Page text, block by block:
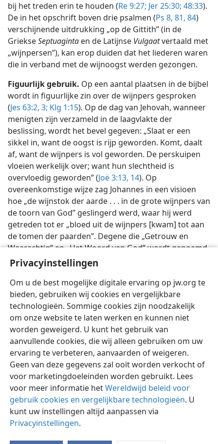
Privacyinstellingen
Om u de best mogelijke digitale ervaring op jw.org te
bieden, gebruiken wij cookies en vergelijkbare
technologieën. Sommige cookies zijn noodzakelijk
om onze website te laten werken en kunnen niet
worden geweigerd. U kunt het gebruik van
aanvullende cookies, die wij alleen gebruiken om uw
ervaring te verbeteren, aanvaarden of weigeren.
Geen van deze gegevens zal ooit worden verkocht of
voor marketingdoeleinden worden gebruikt. Lees
voor meer informatie hetWereldwijd beleid voor
gebruik cookies en vergelijkbare technologieën. U
kunt uw instellingen altijd aanpassen via
Privacyinstellingen.
bij het treden erin te houden (Re 9:27; Jer 25:30; 48:33).
De in het opschrift boven drie psalmen (Ps 8, 81, 84)
verschijnende uitdrukking „op de Gittith” (in de
GriekseSeptuaginta en de Latijnse Vulgaatvertaald met
„wijnpersen”), kan erop duiden dat het liederen waren
die in verband met de wijnoogst werden gezongen.
Figuurlijk gebruik. Op een aantal plaatsen in de bijbel
wordt in figuurlijke zin over de wijnpers gesproken
(Jes 63:2, 3; Klg 1:15). Op de dag van Jehovah, wanneer
menigten zijn verzameld in de laagvlakte der
beslissing, wordt het bevel gegeven: „Slaat er een
sikkel in, want de oogst is rijp geworden. Komt, daalt
af, want de wijnpers is vol geworden. De perskuipen
vloeien werkelijk over; want hun slechtheid is
overvloedig geworden” (Joë 3:13, 14). Op
overeenkomstige wijze zag Johannes in een visioen
hoe „de wijnstok der aarde . . . in de grote wijnpers van
de toorn van God” geslingerd werd, waar hij werd
getreden tot er „bloed uit de wijnpers [kwam] tot aan
de tomen der paarden”. Degene die „Getrouw en
Waarachtig” en „Het Woord van God” wordt genoemd,
zal deze wijnpers van de „toorn der gramschap van
God de Almachtige” treden. —
Nederlands Delen Instellingen
Copyright© 2026 Watch Tower Bible and Tract Society of Pennsylvania
Gebruiksvoorwaarden Privacybeleid
Privacyinstellingen
JW.ORG
Inloggen